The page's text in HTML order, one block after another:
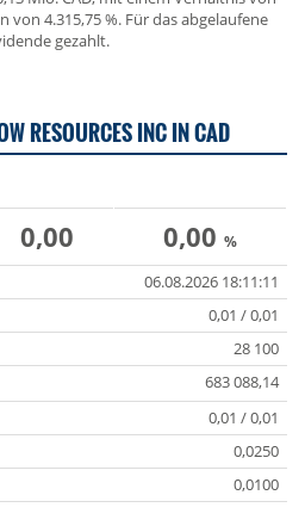
von 4.315,75 %. Für das abgelaufene
gezahlt.
RESOURCES INC IN CAD
0,00 0,00 %
06.08.2026 18:11:11
0,01 / 0,01
28 100
683 088,14
0,01 / 0,01
0,0250
0,0100